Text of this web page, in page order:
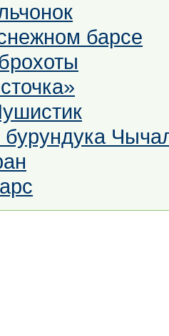
барсе
бурундука